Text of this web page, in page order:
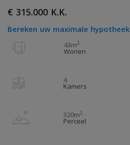
€ 315.000 K.K.
Bereken uw maximale hypotheek
43m2
Wonen
4
Kamers
320m2
Perceel